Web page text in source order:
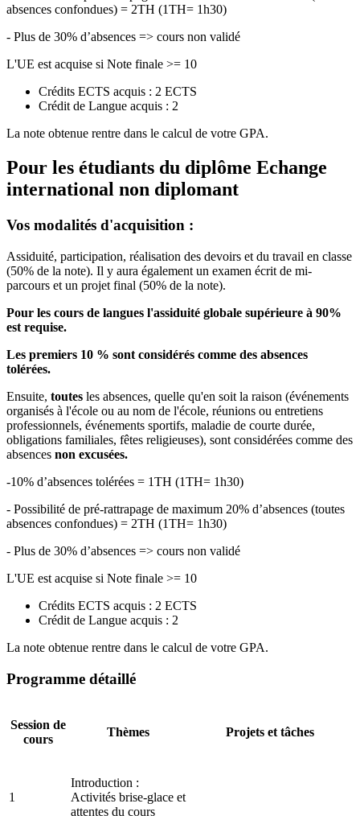
absences confondues) = 2TH (1TH= 1h30)
- Plus de 30% d’absences => cours non validé
L'UE est acquise si Note finale >= 10
Crédits ECTS acquis : 2 ECTS
Crédit de Langue acquis : 2
La note obtenue rentre dans le calcul de votre GPA.
Pour les étudiants du diplôme Echange
international non diplomant
Vos modalités d'acquisition :
Assiduité, participation, réalisation des devoirs et du travail en classe
(50% de la note). Il y aura également un examen écrit de mi-
parcours et un projet final (50% de la note).
Pour les cours de langues l'assiduité globale supérieure à 90%
est requise.
Les premiers 10 % sont considérés comme des absences
tolérées.
Ensuite, toutes les absences, quelle qu'en soit la raison (événements
organisés à l'école ou au nom de l'école, réunions ou entretiens
professionnels, événements sportifs, maladie de courte durée,
obligations familiales, fêtes religieuses), sont considérées comme des
absences non excusées.
-10% d’absences tolérées = 1TH (1TH= 1h30)
- Possibilité de pré-rattrapage de maximum 20% d’absences (toutes
absences confondues) = 2TH (1TH= 1h30)
- Plus de 30% d’absences => cours non validé
L'UE est acquise si Note finale >= 10
Crédits ECTS acquis : 2 ECTS
Crédit de Langue acquis : 2
La note obtenue rentre dans le calcul de votre GPA.
Programme détaillé
Session de
cours
Thèmes Projets et tâches
1
Introduction :
Activités brise-glace et
attentes du cours